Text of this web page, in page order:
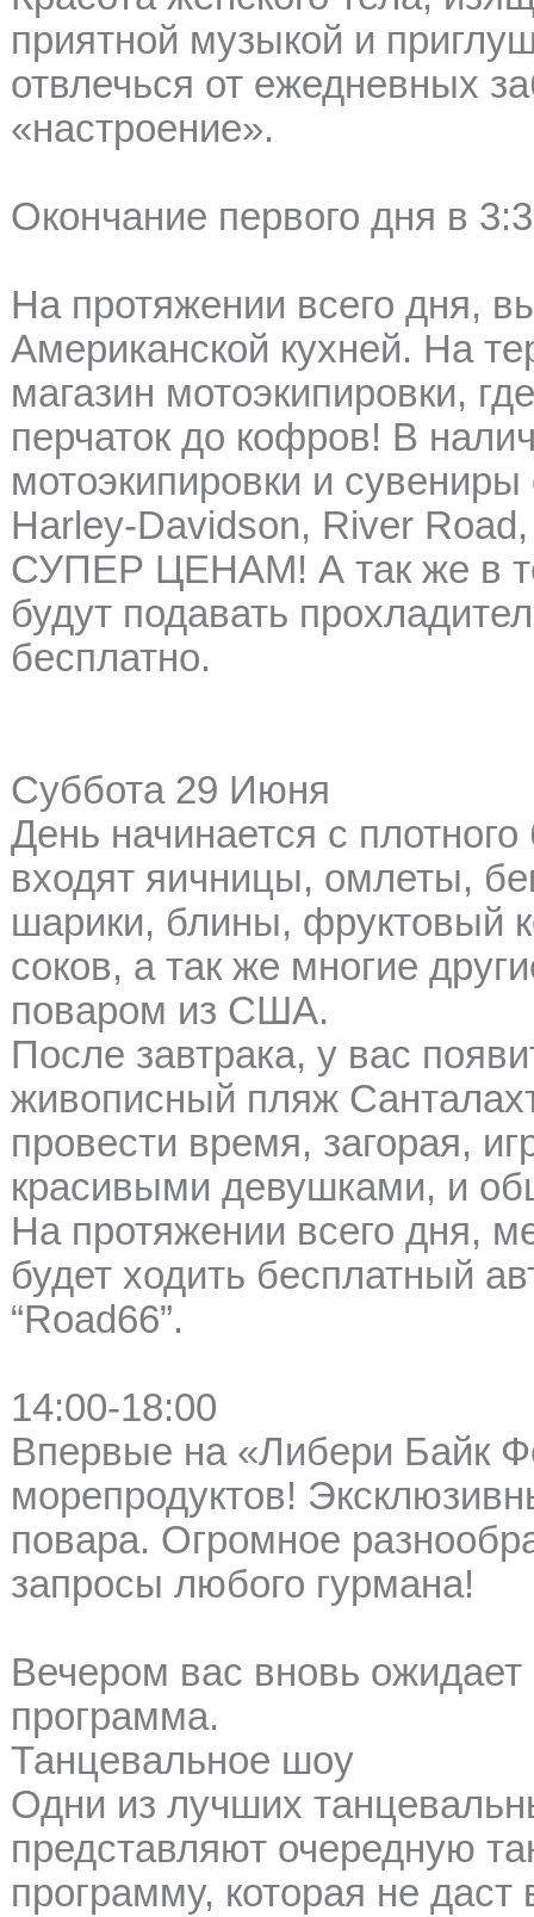
приятной музыкой и
отвлечься от ежедневных
«настроение».
Окончание первого дня в
На протяжении всего дня,
Американской кухней. На
магазин мотоэкипировки,
перчаток до кофров! В
мотоэкипировки и
Harley-Davidson, River
СУПЕР ЦЕНАМ! А так же в
будут подавать
бесплатно.
Суббота 29 Июня
День начинается с
входят яичницы, омлеты,
шарики, блины, фруктовый
соков, а так же многие
поваром из США.
После завтрака, у вас
живописный пляж
провести время, загорая,
красивыми девушками, и
На протяжении всего дня,
будет ходить бесплатный
“Road66”.
14:00-18:00
Впервые на «Либери Байк
морепродуктов!
повара. Огромное
запросы любого гурмана!
Вечером вас вновь ожидает
программа.
Танцевальное шоу
Одни из лучших
представляют очередную
программу, которая не даст